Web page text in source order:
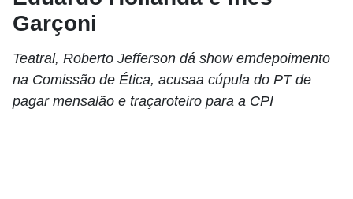
Garçoni
Teatral, Roberto Jefferson dá show emdepoimento
na Comissão de Ética, acusaa cúpula do PT de
pagar mensalão e traçaroteiro para a CPI